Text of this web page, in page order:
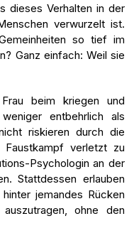
dieses Verhalten in der
verwurzelt ist.
so tief im
Ganz einfach: Weil sie
beim kriegen und
entbehrlich als
riskieren durch die
Faustkampf verletzt zu
Psychologin an der
Stattdessen erlauben
jemandes Rücken
ohne den